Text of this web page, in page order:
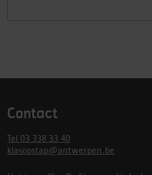
Contact
Tel 03 338 33 40
klasopstap@antwerpen.be